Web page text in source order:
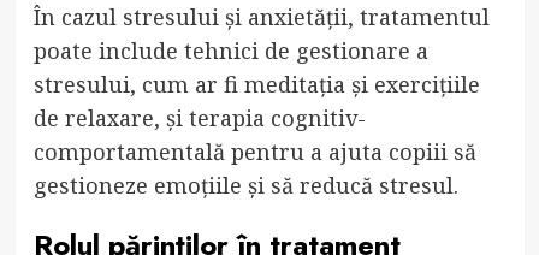
În cazul stresului și anxietății, tratamentul
poate include tehnici de gestionare a
stresului, cum ar fi meditația și exercițiile
de relaxare, și terapia cognitiv-
comportamentală pentru a ajuta copiii să
gestioneze emoțiile și să reducă stresul.
Rolul părinților în tratament